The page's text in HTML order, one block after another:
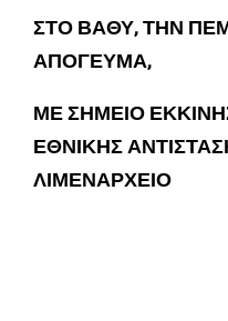
ΣΤΟ ΒΑΘΥ, ΤΗΝ
ΑΠΟΓΕΥΜΑ,
ΜΕ ΣΗΜΕΙΟ
ΕΘΝΙΚΗΣ
ΛΙΜΕΝΑΡΧΕΙΟ